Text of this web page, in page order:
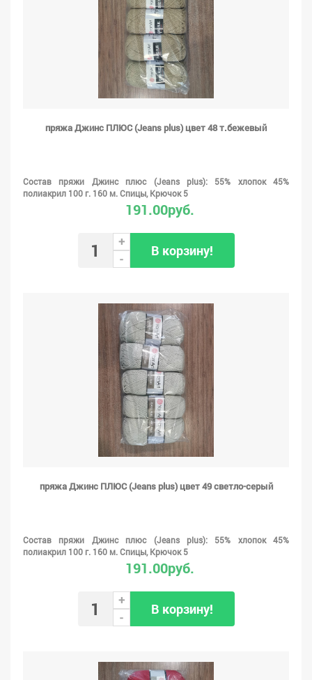
пряжа Джинс ПЛЮС (Jeans plus) цвет 48 т.бежевый
Состав пряжи Джинс плюс (Jeans plus): 55% хлопок 45%
полиакрил 100 г. 160 м. Спицы, Крючок 5
191.00руб.
+
-
В корзину!
пряжа Джинс ПЛЮС (Jeans plus) цвет 49 светло-серый
Состав пряжи Джинс плюс (Jeans plus): 55% хлопок 45%
полиакрил 100 г. 160 м. Спицы, Крючок 5
191.00руб.
+
-
В корзину!